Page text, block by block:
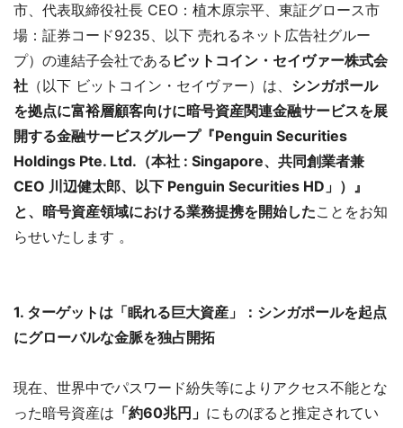
市、代表取締役社長 CEO：植木原宗平、東証グロース市
場：証券コード9235、以下 売れるネット広告社グルー
プ）の連結子会社である ビットコイン・セイヴァー株式会
社 （以下 ビットコイン・セイヴァー）は、 シンガポール
を拠点に富裕層顧客向けに暗号資産関連金融サービスを展
開する金融サービスグループ『Penguin Securities
Holdings Pte. Ltd.（本社 : Singapore、共同創業者兼
CEO 川辺健太郎、以下 Penguin Securities HD」）』
と、暗号資産領域における業務提携を開始したことをお知
らせいたします 。
1. ターゲットは「眠れる巨大資産」：シンガポールを起点
にグローバルな金脈を独占開拓
現在、世界中でパスワード紛失等によりアクセス不能とな
った暗号資産は 「約60兆円」 にものぼると推定されてい